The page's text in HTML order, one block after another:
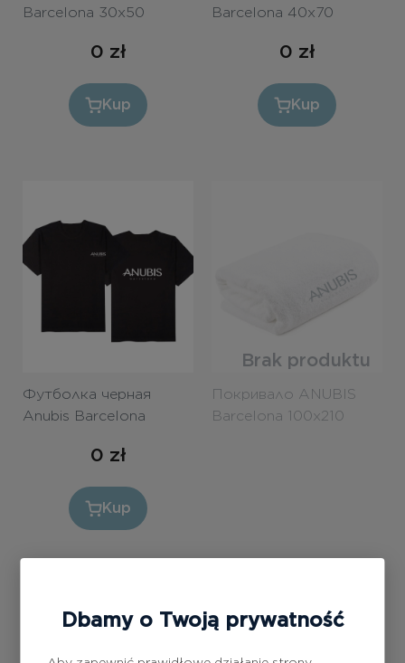
Barcelona 30x50
0 zł
Kup
Barcelona 40x70
0 zł
Kup
Футболка черная
Anubis Barcelona
0 zł
Kup
Brak produktu
Покривало ANUBIS
Barcelona 100x210
Dbamy o Twoją prywatność